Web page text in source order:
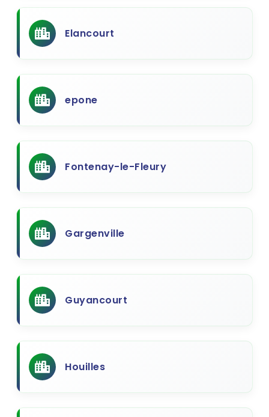
Elancourt
epone
Fontenay-le-Fleury
Gargenville
Guyancourt
Houilles